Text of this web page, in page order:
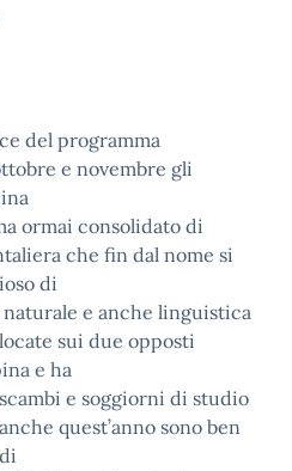
del programma
e novembre gli
ormai consolidato di
che fin dal nome si
di
e anche linguistica
sui due opposti
e ha
e soggiorni di studio
quest’anno sono ben